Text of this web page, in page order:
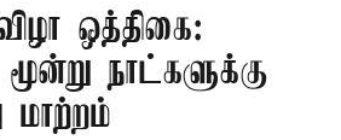
ஒத்திகை:
நாட்களுக்கு
மாற்றம்